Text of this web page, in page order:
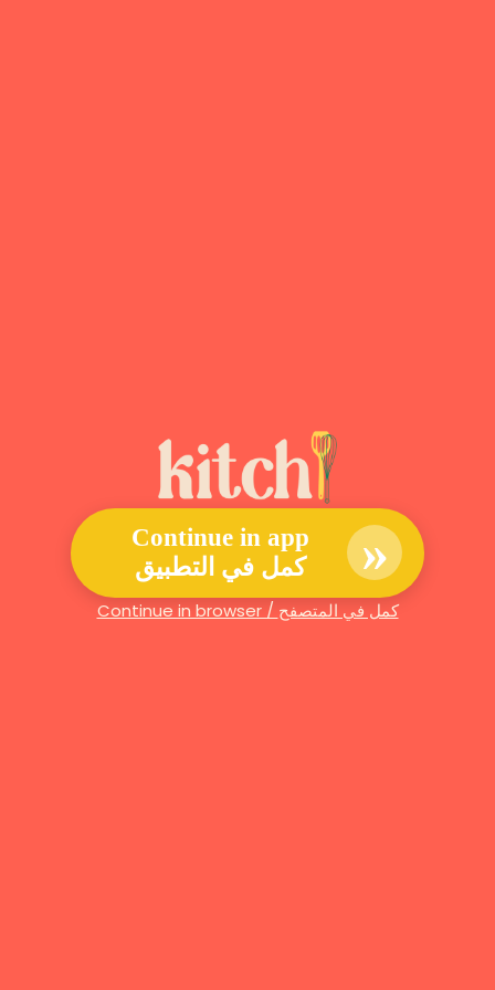
Continue in app
كمل في التطبيق
»
Continue in browser / كمل في المتصفح